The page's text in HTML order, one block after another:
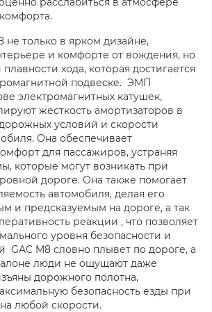
не только в ярком дизайне,
и комфорте от вождения, но
хода, которая достигается
подвеске. ЭМП
электромагнитных катушек,
жесткость амортизаторов в
условий и скорости
Она обеспечивает
для пассажиров, устраняя
которые могут возникать при
дороге. Она также помогает
автомобиля, делая его
и предсказуемым на дороге, а так
реакции , что позволяет
уровня безопасности и
GAC M8 словно плывет по дороге, а
люди не ощущают даже
дорожного полотна,
безопасность езды при
любой скорости.